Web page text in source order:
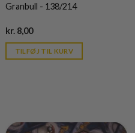
Granbull - 138/214
kr.8,00Current
is:
kr. 39,95.
TILFØJ TIL KURV